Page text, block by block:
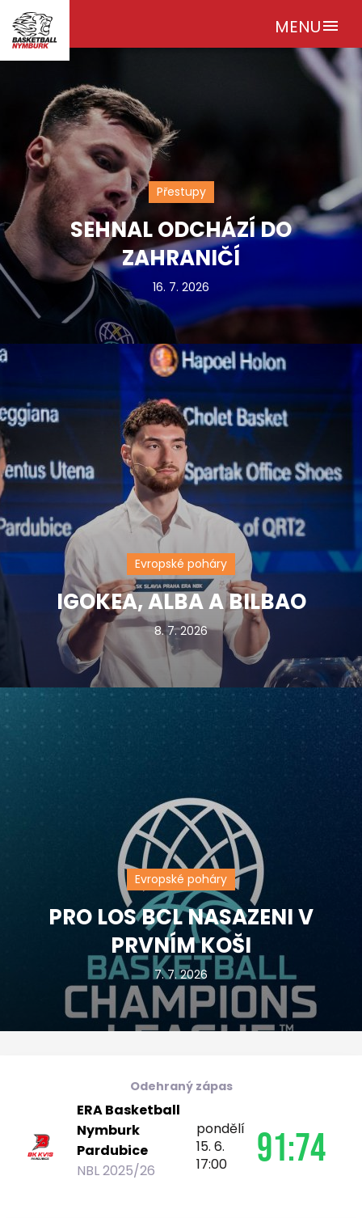
MENUmenu
Přestupy
SEHNAL ODCHÁZÍ DO
ZAHRANIČÍ
16. 7. 2026
Evropské poháry
IGOKEA, ALBA A BILBAO
8. 7. 2026
Evropské poháry
PRO LOS BCL NASAZENI V
PRVNÍM KOŠI
7. 7. 2026
Odehraný zápas
ERA Basketball
Nymburk
Pardubice
NBL 2025/26
pondělí
15. 6.
17:00
91:74